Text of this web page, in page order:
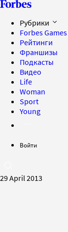
Рубрики
Forbes Games
Рейтинги
Франшизы
Подкасты
Видео
Life
Woman
Sport
Young
Войти
29 April 2013